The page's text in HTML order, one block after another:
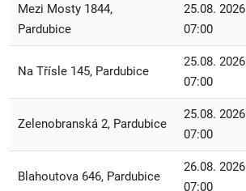
Mezi Mosty 1844,
Pardubice
25.08. 2026
07:00
Na Třísle 145, Pardubice
25.08. 2026
07:00
Zelenobranská 2, Pardubice
25.08. 2026
07:00
Blahoutova 646, Pardubice
26.08. 2026
07:00